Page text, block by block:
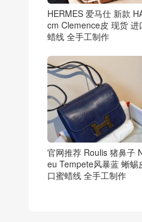
HERMES 爱马仕 新款
cm Clemence皮 现货 进
蜡线 全手工制作
官网推荐 Roulis 猪鼻子
eu Tempete风暴蓝 蜥蜴
口蜜蜡线 全手工制作